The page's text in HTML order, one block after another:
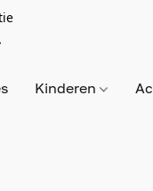
Kinderen